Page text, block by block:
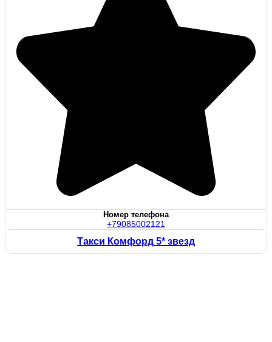
Номер телефона
+79085002121
Такси Комфорд 5* звезд